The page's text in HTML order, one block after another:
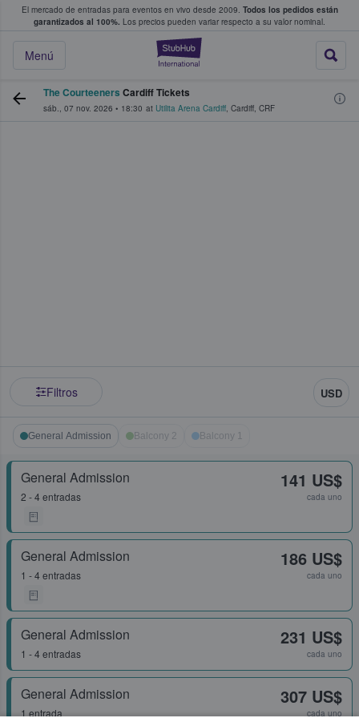
El mercado de entradas para eventos en vivo desde 2009. Todos los pedidos están
garantizados al 100%. Los precios pueden variar respecto a su valor nominal.
StubHub:
Menú
y venta de entradas entre fans
The Courteeners Cardiff Tickets
sáb., 07 nov. 2026 • 18:30 at Utilita Arena Cardiff, Cardiff, CRF
Filtros USD
General Admission Balcony 2 Balcony 1
General Admission
2 - 4 entradas
141 US$
cada uno
General Admission
1 - 4 entradas
186 US$
cada uno
General Admission
1 - 4 entradas
231 US$
cada uno
General Admission
1 entrada
307 US$
cada uno